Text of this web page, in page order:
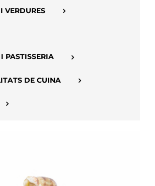
VERDURES
PASTISSERIA
DE CUINA